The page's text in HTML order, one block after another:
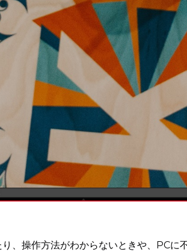
、操作方法がわからないときや、PCに